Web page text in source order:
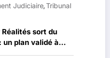
Judiciaire,Tribunal
sort du
plan validé à